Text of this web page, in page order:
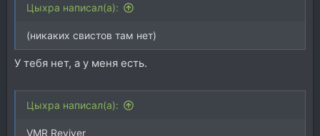
Цыхра написал(а):
(никаких свистов там нет)
У тебя нет, а у меня есть.
Цыхра написал(а):
VMR Reviver